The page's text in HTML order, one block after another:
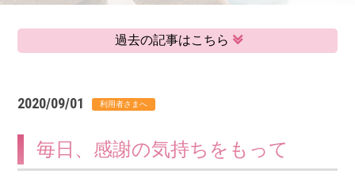
過去の記事はこちら
2020/09/01
毎日、感謝の気持ちをもって